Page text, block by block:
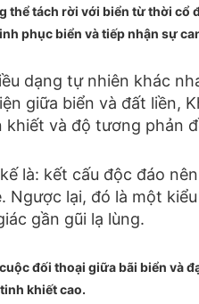
thể tách rời với biển từ thời cổ
phục biển và tiếp nhận sự
dạng tự nhiên khác
giữa biển và đất liền,
khiết và độ tương phản
là: kết cấu độc đáo
Ngược lại, đó là một
gần gũi lạ lùng.
đối thoại giữa bãi biển và
khiết cao.